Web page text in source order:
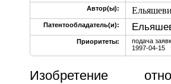
Автор(ы):
Патентообладатель(и):
Приоритеты:
подача
1997-04-15
Изобретение